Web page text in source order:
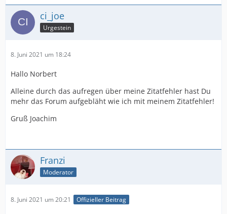
ci_joe
Urgestein
8. Juni 2021 um 18:24
Hallo Norbert
Alleine durch das aufregen über meine Zitatfehler hast Du
mehr das Forum aufgebläht wie ich mit meinem Zitatfehler!
Gruß Joachim
Franzi
Moderator
8. Juni 2021 um 20:21 Offizieller Beitrag